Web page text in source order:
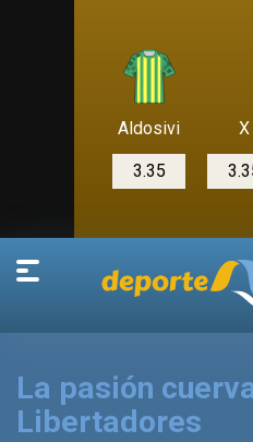
Aldosivi
3.35
X
La pasión
Libertadores